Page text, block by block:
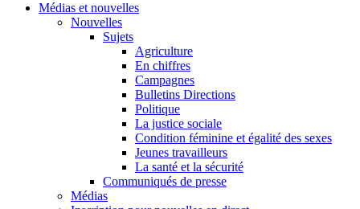
Médias et nouvelles
Nouvelles
Sujets
Agriculture
En chiffres
Campagnes
Bulletins Directions
Politique
La justice sociale
Condition féminine et égalité des sexes
Jeunes travailleurs
La santé et la sécurité
Communiqués de presse
Médias